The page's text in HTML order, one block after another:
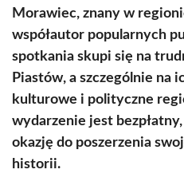
Morawiec, znany w
współautor popularnych
spotkania skupi się na
Piastów, a szczególnie na
kulturowe i polityczne
wydarzenie jest
okazję do poszerzenia
historii.